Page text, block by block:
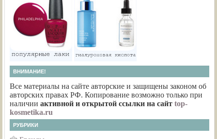
ВНИМАНИЕ!
Все материалы на сайте авторские и защищены законом об
авторских правах РФ. Копирование возможно только при
наличии активной и открытой ссылки на сайт top-
kosmetika.ru
РУБРИКИ